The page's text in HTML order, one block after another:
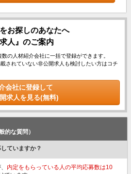
お探しのあなたへ
求人』のご案内
の人材紹介会社に一括で登録ができます。
されていない非公開求人も検討したい方はコチ
会社に登録して
求人を見る(無料)
的な質問）
ていますか？
内定をもらっている人の平均応募数は10